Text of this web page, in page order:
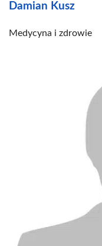
Damian Kusz
Medycyna i zdrowie